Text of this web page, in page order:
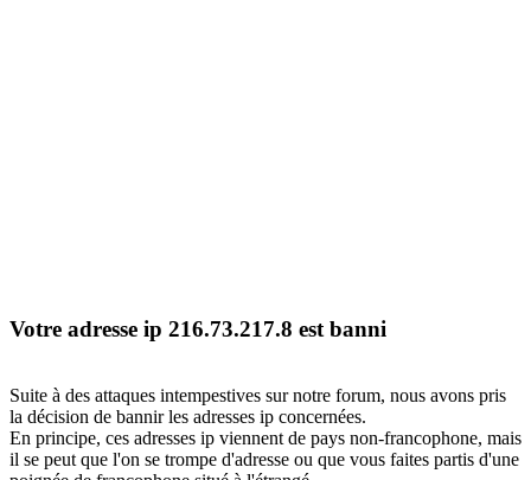
Votre adresse ip 216.73.217.8 est banni
Suite à des attaques intempestives sur notre forum, nous avons pris
la décision de bannir les adresses ip concernées.
En principe, ces adresses ip viennent de pays non-francophone, mais
il se peut que l'on se trompe d'adresse ou que vous faites partis d'une